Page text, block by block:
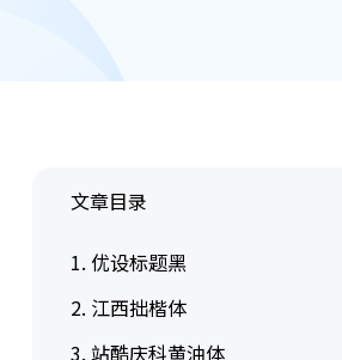
文章目录
1. 优设标题黑
2. 江西拙楷体
3. 站酷庆科黄油体